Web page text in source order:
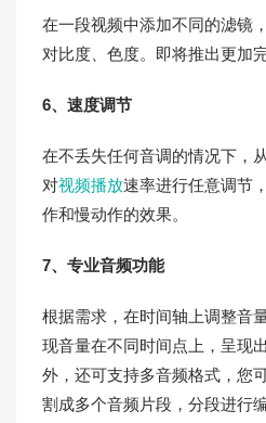
在一段视频中添加不同的滤镜
对比度、色度。即将推出更加
6、速度调节
在不丢失任何音调的情况下，
对视频播放速率进行任意调节
作和慢动作的效果。
7、专业音频功能
根据需求，在时间轴上调整音
现音量在不同时间点上，呈现
外，还可支持多音频格式，您
割成多个音频片段，分段进行